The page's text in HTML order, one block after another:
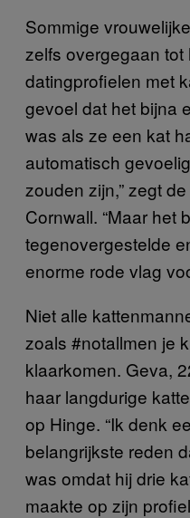
Sommige
zelfs overgegaan
datingprofielen met
gevoel dat het bijna
was als ze een kat
automatisch
zouden zijn,” zegt
Cornwall. “Maar het
tegenovergestelde
enorme rode vlag
Niet alle
zoals #notallmen je
klaarkomen. Geva,
haar langdurige
op Hinge. “Ik denk
belangrijkste reden
was omdat hij drie
maakte op zijn